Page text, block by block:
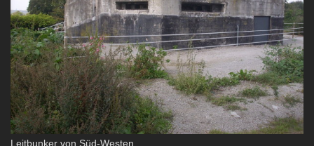
Leitbunker von Süd-Westen.